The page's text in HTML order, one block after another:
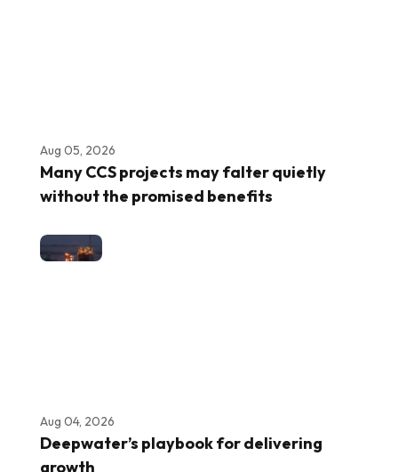
Aug 05, 2026
Many CCS projects may falter quietly
without the promised benefits
Aug 04, 2026
Deepwater’s playbook for delivering
growth